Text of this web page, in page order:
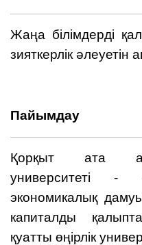
Жаңа білімдерді
зияткерлік әлеуетін
Пайымдау
Қорқыт ата
университеті -
экономикалық
капиталды
қуатты өңірлік